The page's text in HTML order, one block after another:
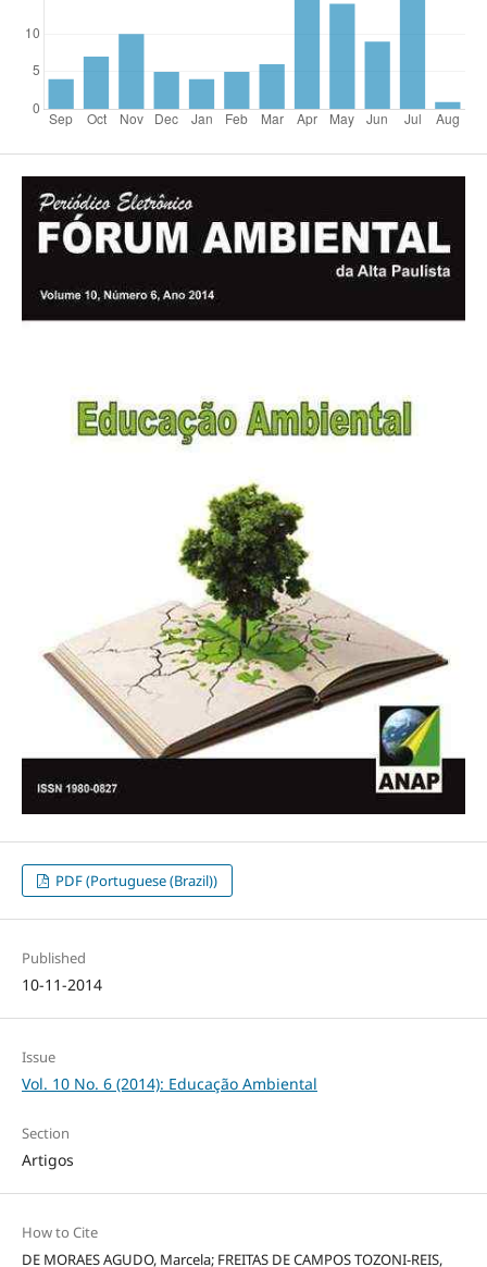
PDF (Portuguese (Brazil))
Published
10-11-2014
Issue
Vol. 10 No. 6 (2014): Educação Ambiental
Section
Artigos
How to Cite
DE MORAES AGUDO, Marcela; FREITAS DE CAMPOS TOZONI-REIS,